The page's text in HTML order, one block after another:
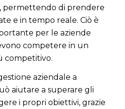
permettendo di prendere
e in tempo reale. Ciò è
per le aziende
competere in un
competitivo.
aziendale a
aiutare a superare gli
i propri obiettivi, grazie